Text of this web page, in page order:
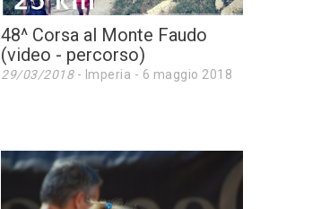
48^ Corsa al Monte Faudo
(video - percorso)
29/03/2018- Imperia - 6 maggio 2018